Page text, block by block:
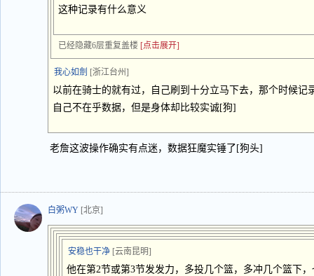
这种记录有什么意义
已经隐藏6层重复盖楼 [点击展开]
我心如劍 [浙江台州]
以前在骑士的就有过，自己刷到十分立马下去，那个时候
自己不在乎数据，但是身体却比较实诚[狗]
老詹这波操作确实有点迷，数据狂魔实锤了[狗头]
白粥WY [北京]
安稳也干净 [云南昆明]
他在第2节或第3节发发力，多投几个篮，多冲几个篮下